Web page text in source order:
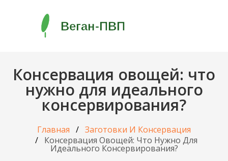
Консервация овощей: что
нужно для идеального
консервирования?
Главная
Заготовки И Консервация
Консервация Овощей: Что Нужно Для
Идеального Консервирования?